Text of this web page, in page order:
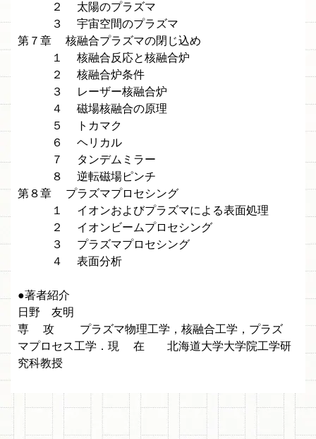
２ 太陽のプラズマ
３ 宇宙空間のプラズマ
第７章 核融合プラズマの閉じ込め
１ 核融合反応と核融合炉
２ 核融合炉条件
３ レーザー核融合炉
４ 磁場核融合の原理
５ トカマク
６ ヘリカル
７ タンデムミラー
８ 逆転磁場ピンチ
第８章 プラズマプロセシング
１ イオンおよびプラズマによる表面処理
２ イオンビームプロセシング
３ プラズマプロセシング
４ 表面分析
●著者紹介
日野 友明
専 攻 プラズマ物理工学，核融合工学，プラズ
マプロセス工学．現 在 北海道大学大学院工学研
究科教授